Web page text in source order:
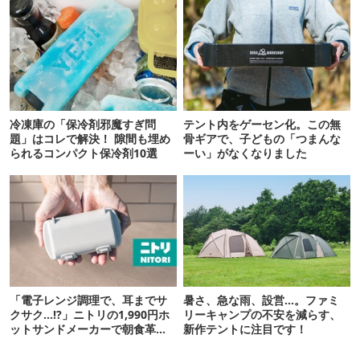
冷凍庫の「保冷剤邪魔すぎ問
題」はコレで解決！ 隙間も埋め
られるコンパクト保冷剤10選
テント内をゲーセン化。この無
骨ギアで、子どもの「つまんな
ーい」がなくなりました
「電子レンジ調理で、耳までサ
クサク…!?」ニトリの1,990円ホ
ットサンドメーカーで朝食革命
暑さ、急な雨、設営…。ファミ
リーキャンプの不安を減らす、
新作テントに注目です！